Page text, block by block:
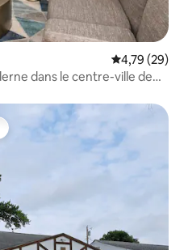
Évaluation
4,79 (29)
dans le centre-ville de
plus appréciés